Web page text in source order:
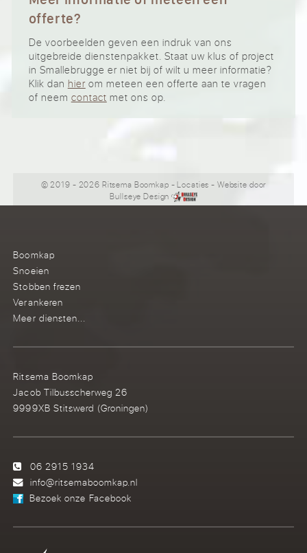
offerte?
De voorbeelden geven een indruk van ons
uitgebreide dienstenpakket. Staat uw klus of project
in Smallebrugge er niet bij of wilt u meer informatie?
Klik dan hierom meteen een offerte aan te vragen
of neem contact met ons op.
© 2019 - 2026 Ritsema Boomkap -Locaties - Website door
Bullseye Design
Boomkap
Snoeien
Stobben frezen
Verankeren
Meer diensten...
Ritsema Boomkap
Jacob Tilbusscherweg 26
9999XB Stitswerd (Groningen)
06 2915 1934
info@ritsemaboomkap.nl
Bezoek onze Facebook